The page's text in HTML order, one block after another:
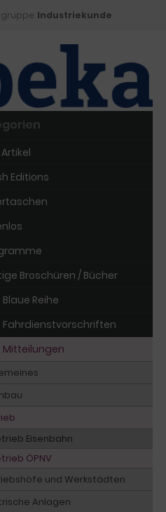
Industriekunde
Editions
Broschüren / Bücher
Blaue Reihe
Fahrdienstvorschriften
Mitteilungen
Eisenbahn
ÖPNV
und Werkstädten
Anlagen